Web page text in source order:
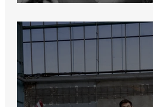
Eleganz